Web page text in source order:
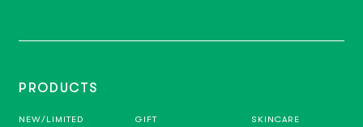
PRODUCTS
NEW/LIMITED GIFT SKINCARE